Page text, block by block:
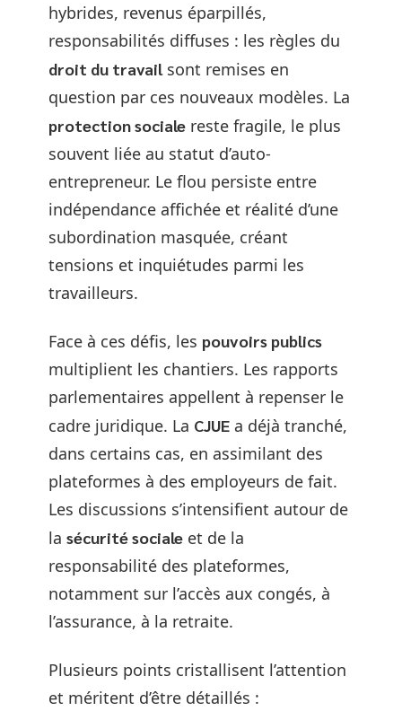
hybrides, revenus éparpillés,
responsabilités diffuses : les règles du
droit du travailsont remises en
question par ces nouveaux modèles. La
protection sociale reste fragile, le plus
souvent liée au statut d’auto-
entrepreneur. Le flou persiste entre
indépendance affichée et réalité d’une
subordination masquée, créant
tensions et inquiétudes parmi les
travailleurs.
Face à ces défis, les pouvoirs publics
multiplient les chantiers. Les rapports
parlementaires appellent à repenser le
cadre juridique. La CJUE a déjà tranché,
dans certains cas, en assimilant des
plateformes à des employeurs de fait.
Les discussions s’intensifient autour de
la sécurité sociale et de la
responsabilité des plateformes,
notamment sur l’accès aux congés, à
l’assurance, à la retraite.
Plusieurs points cristallisent l’attention
et méritent d’être détaillés :